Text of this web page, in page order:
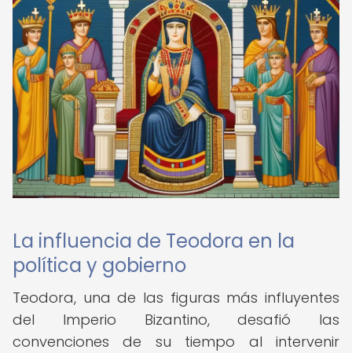
La influencia de Teodora en la
política y gobierno
Teodora, una de las figuras más influyentes
del Imperio Bizantino, desafió las
convenciones de su tiempo al intervenir